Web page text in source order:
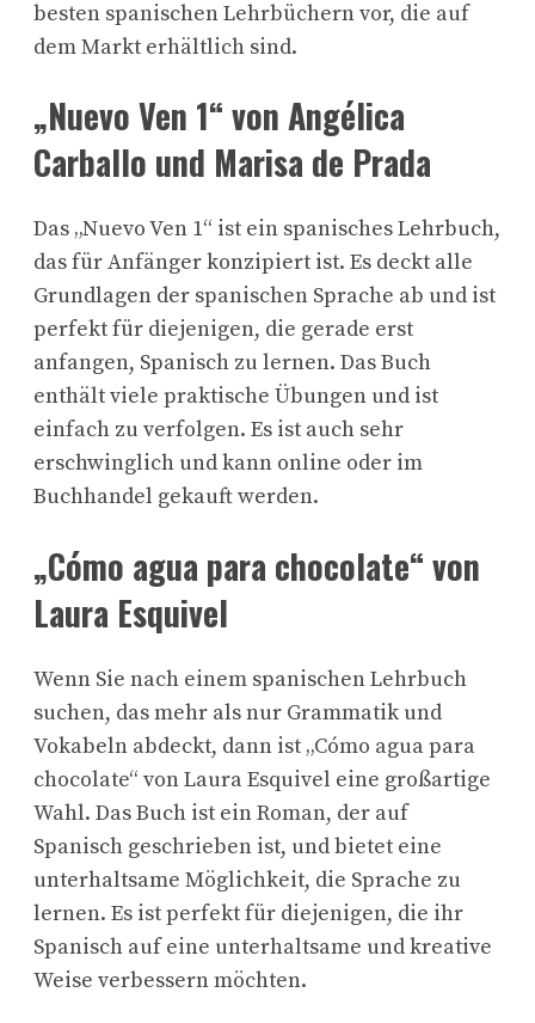
besten spanischen Lehrbüchern vor, die auf
dem Markt erhältlich sind.
„Nuevo Ven 1“ von Angélica
Carballo und Marisa de Prada
Das „Nuevo Ven 1“ ist ein spanisches Lehrbuch,
das für Anfänger konzipiert ist. Es deckt alle
Grundlagen der spanischen Sprache ab und ist
perfekt für diejenigen, die gerade erst
anfangen, Spanisch zu lernen. Das Buch
enthält viele praktische Übungen und ist
einfach zu verfolgen. Es ist auch sehr
erschwinglich und kann online oder im
Buchhandel gekauft werden.
„Cómo agua para chocolate“ von
Laura Esquivel
Wenn Sie nach einem spanischen Lehrbuch
suchen, das mehr als nur Grammatik und
Vokabeln abdeckt, dann ist „Cómo agua para
chocolate“ von Laura Esquivel eine großartige
Wahl. Das Buch ist ein Roman, der auf
Spanisch geschrieben ist, und bietet eine
unterhaltsame Möglichkeit, die Sprache zu
lernen. Es ist perfekt für diejenigen, die ihr
Spanisch auf eine unterhaltsame und kreative
Weise verbessern möchten.